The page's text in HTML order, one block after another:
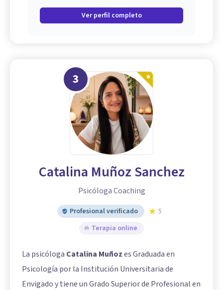
Ver perfil completo
3
Catalina Muñoz Sanchez
Psicóloga Coaching
Profesional verificado
5
Terapia online
La psicóloga Catalina Muñozes Graduada en
Psicología por la Institución Universitaria de
Envigado y tiene un Grado Superior de Profesional en